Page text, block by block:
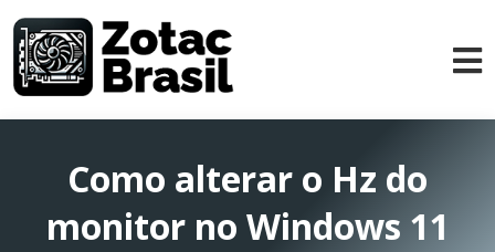
Como alterar o Hz do
monitor no Windows 11